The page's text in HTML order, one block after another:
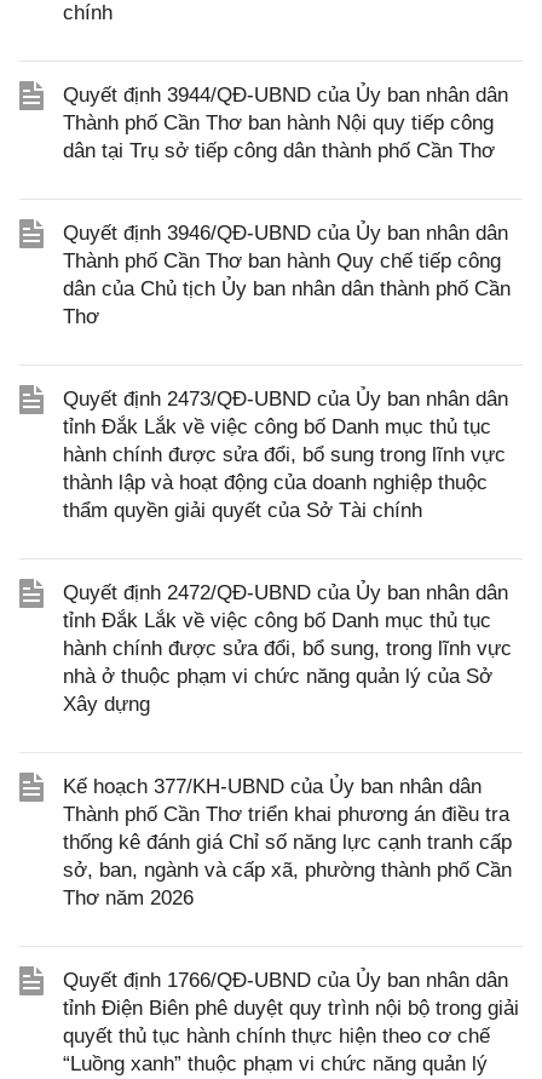
chính
Quyết định 3944/QĐ-UBND của Ủy ban nhân dân
Thành phố Cần Thơ ban hành Nội quy tiếp công
dân tại Trụ sở tiếp công dân thành phố Cần Thơ
Quyết định 3946/QĐ-UBND của Ủy ban nhân dân
Thành phố Cần Thơ ban hành Quy chế tiếp công
dân của Chủ tịch Ủy ban nhân dân thành phố Cần
Thơ
Quyết định 2473/QĐ-UBND của Ủy ban nhân dân
tỉnh Đắk Lắk về việc công bố Danh mục thủ tục
hành chính được sửa đổi, bổ sung trong lĩnh vực
thành lập và hoạt động của doanh nghiệp thuộc
thẩm quyền giải quyết của Sở Tài chính
Quyết định 2472/QĐ-UBND của Ủy ban nhân dân
tỉnh Đắk Lắk về việc công bố Danh mục thủ tục
hành chính được sửa đổi, bổ sung, trong lĩnh vực
nhà ở thuộc phạm vi chức năng quản lý của Sở
Xây dựng
Kế hoạch 377/KH-UBND của Ủy ban nhân dân
Thành phố Cần Thơ triển khai phương án điều tra
thống kê đánh giá Chỉ số năng lực cạnh tranh cấp
sở, ban, ngành và cấp xã, phường thành phố Cần
Thơ năm 2026
Quyết định 1766/QĐ-UBND của Ủy ban nhân dân
tỉnh Điện Biên phê duyệt quy trình nội bộ trong giải
quyết thủ tục hành chính thực hiện theo cơ chế
“Luồng xanh” thuộc phạm vi chức năng quản lý